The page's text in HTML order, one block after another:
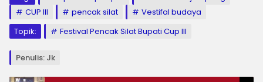
CUP III
pencak silat
Vestifal budaya
Topik:
Festival Pencak Silat Bupati Cup III
Penulis: Jk